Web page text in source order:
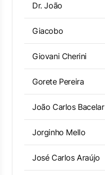
Dr. João
Giacobo
Giovani Cherini
Gorete Pereira
João Carlos Bacelar
Jorginho Mello
José Carlos Araújo